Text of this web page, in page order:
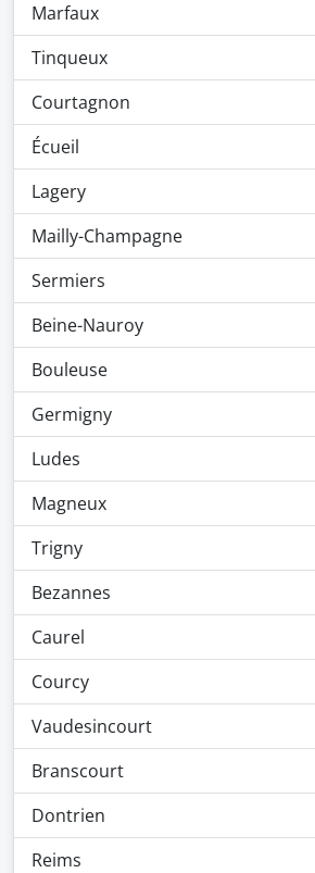
Marfaux
Tinqueux
Courtagnon
Écueil
Lagery
Mailly-Champagne
Sermiers
Beine-Nauroy
Bouleuse
Germigny
Ludes
Magneux
Trigny
Bezannes
Caurel
Courcy
Vaudesincourt
Branscourt
Dontrien
Reims